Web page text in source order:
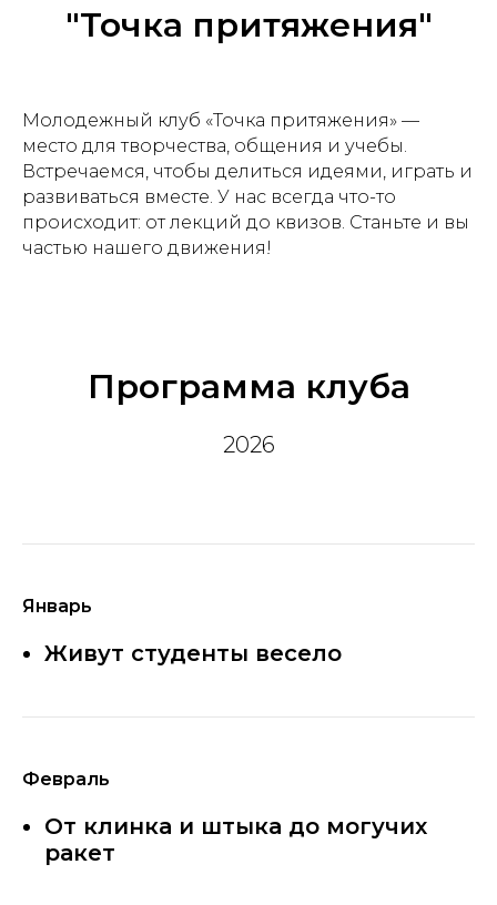
"Точка притяжения"
Молодежный клуб «Точка притяжения» —
место для творчества, общения и учебы.
Встречаемся, чтобы делиться идеями, играть и
развиваться вместе. У нас всегда что-то
происходит: от лекций до квизов. Станьте и вы
частью нашего движения!
Программа клуба
2026
Январь
Живут студенты весело
Февраль
От клинка и штыка до могучих
ракет